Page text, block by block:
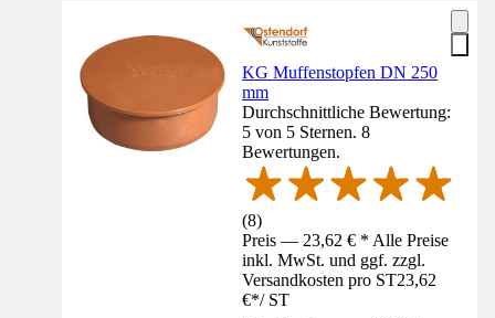
KG Muffenstopfen DN 250
mm
Durchschnittliche Bewertung:
5 von 5 Sternen. 8
Bewertungen.
(8)
Preis — 23,62 € * Alle Preise
inkl. MwSt. und ggf. zzgl.
Versandkosten pro ST23,62
€*/ ST